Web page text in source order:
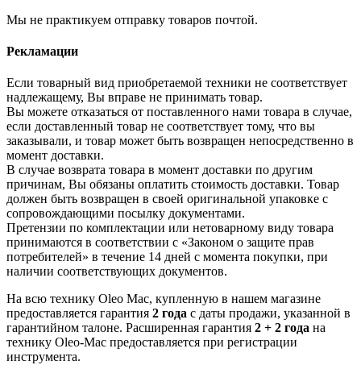
Мы не практикуем отправку товаров почтой.
Рекламации
Если товарный вид приобретаемой техники не соответствует
надлежащему, Вы вправе не принимать товар.
Вы можете отказаться от поставленного нами товара в случае,
если доставленный товар не соответствует тому, что вы
заказывали, и товар может быть возвращен непосредственно в
момент доставки.
В случае возврата товара в момент доставки по другим
причинам, Вы обязаны оплатить стоимость доставки. Товар
должен быть возвращен в своей оригинальной упаковке с
сопровождающими посылку документами.
Претензии по комплектации или нетоварному виду товара
принимаются в соответствии с «Законом о защите прав
потребителей» в течение 14 дней с момента покупки, при
наличии соответствующих документов.
На всю технику Oleo Mac, купленную в нашем магазине
предоставляется гарантия 2 года с даты продажи, указанной в
гарантийном талоне. Расширенная гарантия 2 + 2 года на
технику Oleo-Mac предоставляется при регистрации
инструмента.